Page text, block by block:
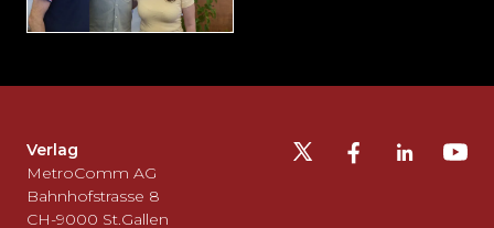
auslassen
und
zurück
zum
Verlag
MetroComm AG
Bahnhofstrasse 8
CH-9000 St.Gallen